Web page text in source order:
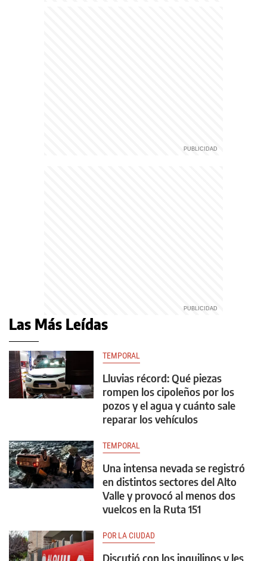
Las Más Leídas
TEMPORAL
Lluvias récord: Qué piezas
rompen los cipoleños por los
pozos y el agua y cuánto sale
reparar los vehículos
TEMPORAL
Una intensa nevada se registró
en distintos sectores del Alto
Valle y provocó al menos dos
vuelcos en la Ruta 151
POR LA CIUDAD
Discutió con los inquilinos y les